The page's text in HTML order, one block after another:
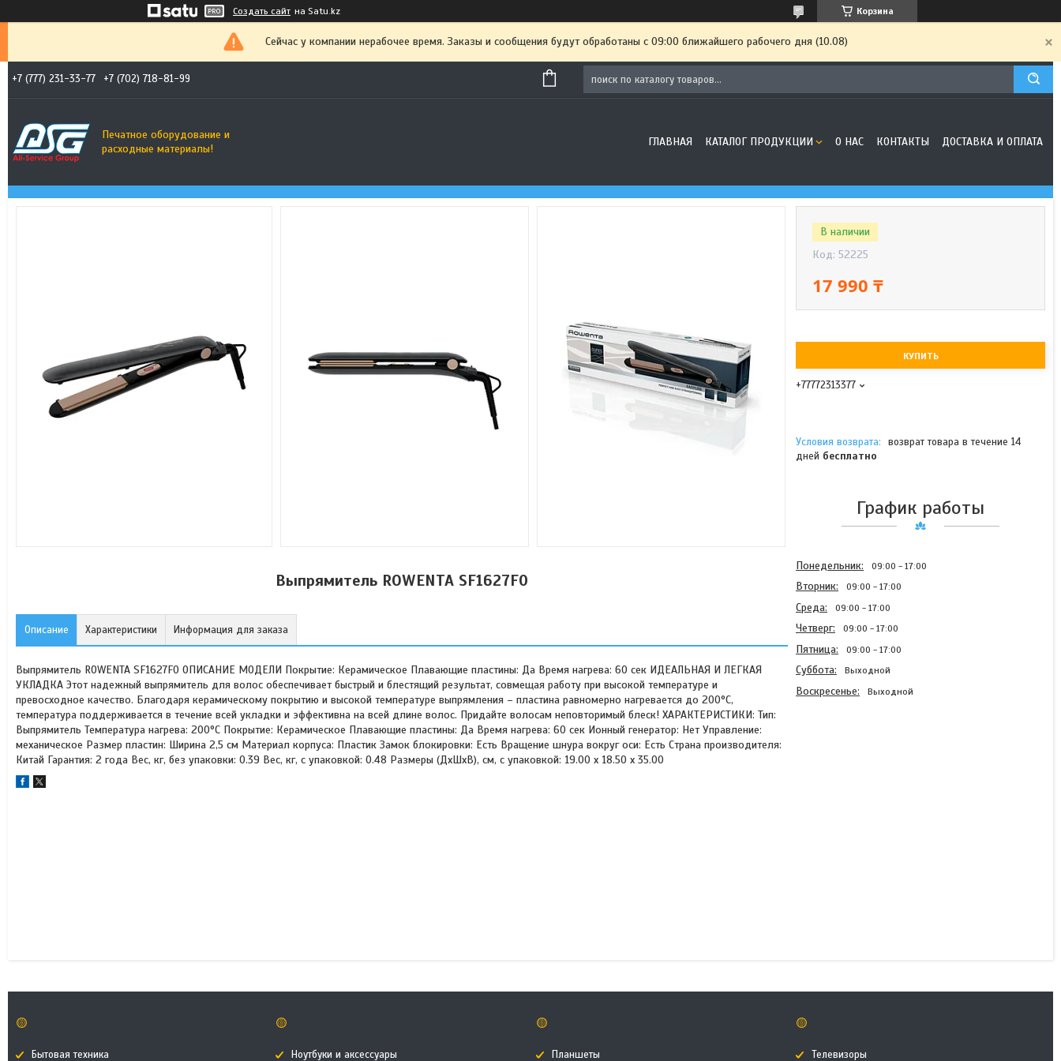
Создать сайт на Satu.kz Корзина
Сейчас у компании нерабочее время. Заказы и сообщения будут обработаны с 09:00 ближайшего рабочего дня (10.08)
+7 (777) 231-33-77 +7 (702) 718-81-99
Печатное оборудование и
расходные материалы!
ГЛАВНАЯ КАТАЛОГ ПРОДУКЦИИ О НАС КОНТАКТЫ ДОСТАВКА И ОПЛАТА
Выпрямитель ROWENTA SF1627F0
Описание Характеристики Информация для заказа
Выпрямитель ROWENTA SF1627F0 ОПИСАНИЕ МОДЕЛИ Покрытие: Керамическое Плавающие пластины: Да Время нагрева: 60 сек ИДЕАЛЬНАЯ И ЛЕГКАЯ
УКЛАДКА Этот надежный выпрямитель для волос обеспечивает быстрый и блестящий результат, совмещая работу при высокой температуре и
превосходное качество. Благодаря керамическому покрытию и высокой температуре выпрямления – пластина равномерно нагревается до 200°C,
температура поддерживается в течение всей укладки и эффективна на всей длине волос. Придайте волосам неповторимый блеск! ХАРАКТЕРИСТИКИ: Тип:
Выпрямитель Температура нагрева: 200°С Покрытие: Керамическое Плавающие пластины: Да Время нагрева: 60 сек Ионный генератор: Нет Управление:
механическое Размер пластин: Ширина 2,5 см Материал корпуса: Пластик Замок блокировки: Есть Вращение шнура вокруг оси: Есть Страна производителя:
Китай Гарантия: 2 года Вес, кг, без упаковки: 0.39 Вес, кг, с упаковкой: 0.48 Размеры (ДxШxВ), см, с упаковкой: 19.00 x 18.50 x 35.00
В наличии
Код: 52225
17 990 ₸
КУПИТЬ
+77772313377
возврат товара в течение 14
дней бесплатно
График работы
Понедельник 09:00 17:00
Вторник 09:00 17:00
Среда 09:00 17:00
Четверг 09:00 17:00
Пятница 09:00 17:00
Суббота Выходной
Воскресенье Выходной
🟡
Бытовая техника
🟡
Ноутбуки и аксессуары
🟡
Планшеты
🟡
Телевизоры